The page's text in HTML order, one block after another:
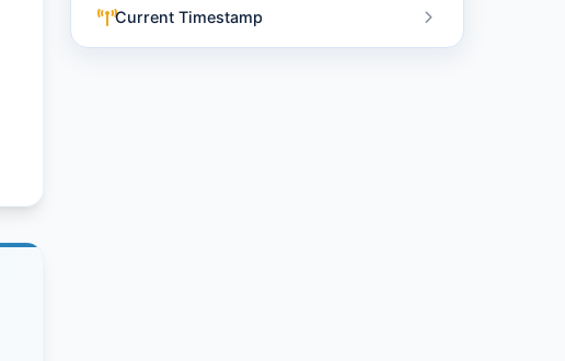
Current Timestamp